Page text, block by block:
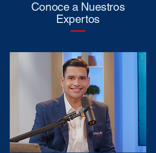
Conoce a Nuestros
Expertos